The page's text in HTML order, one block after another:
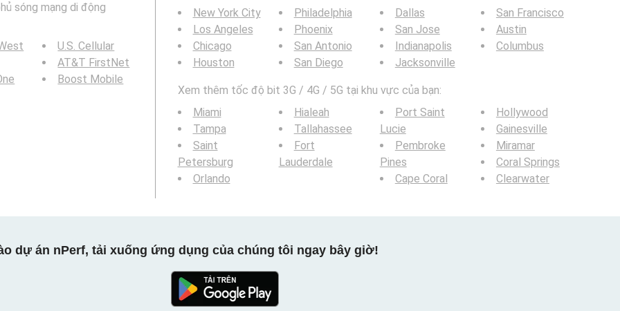
sóng mạng di động
U.S. Cellular
AT&T FirstNet
Boost Mobile
New York City
Los Angeles
Chicago
Houston
Philadelphia
Phoenix
San Antonio
San Diego
Dallas
San Jose
Indianapolis
Jacksonville
San Francisco
Austin
Columbus
Xem thêm tốc độ bit 3G / 4G / 5G tại khu vực của bạn:
Miami
Tampa
Saint
Petersburg
Orlando
Hialeah
Tallahassee
Fort
Lauderdale
Port Saint
Lucie
Pembroke
Pines
Cape Coral
Hollywood
Gainesville
Miramar
Coral Springs
Clearwater
dự án nPerf, tải xuống ứng dụng của chúng tôi ngay bây giờ!